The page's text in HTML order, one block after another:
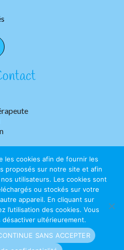
Mylie | Tous droits réservés.
Mentions légales|Confidentialité
les cookies afin de fournir les
proposés sur notre site et afin
nos utilisateurs. Les cookies sont
ou stockés sur votre
appareil. En cliquant sur
l’utilisation des cookies. Vous
ultérieurement.
SANS ACCEPTER